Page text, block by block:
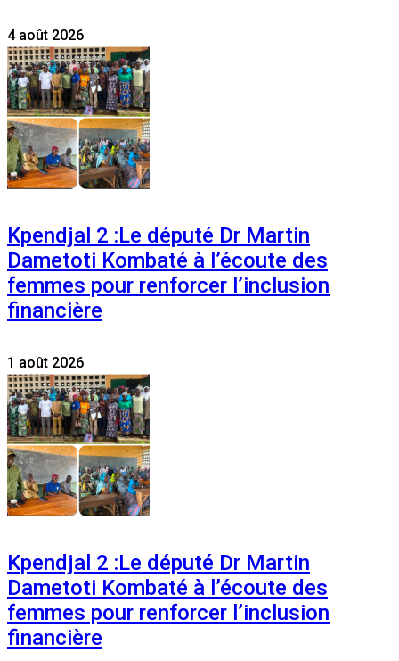
4 août 2026
Kpendjal 2 :Le député Dr Martin
Dametoti Kombaté à l’écoute des
femmes pour renforcer l’inclusion
financière
1 août 2026
Kpendjal 2 :Le député Dr Martin
Dametoti Kombaté à l’écoute des
femmes pour renforcer l’inclusion
financière